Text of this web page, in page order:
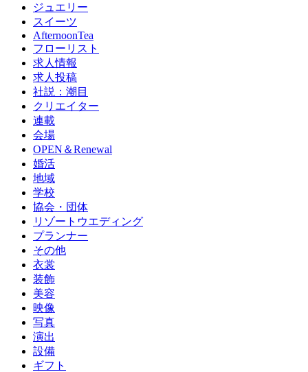
ジュエリー
スイーツ
AfternoonTea
フローリスト
求人情報
求人投稿
社説：潮目
クリエイター
連載
会場
OPEN＆Renewal
婚活
地域
学校
協会・団体
リゾートウエディング
プランナー
その他
衣裳
装飾
美容
映像
写真
演出
設備
ギフト